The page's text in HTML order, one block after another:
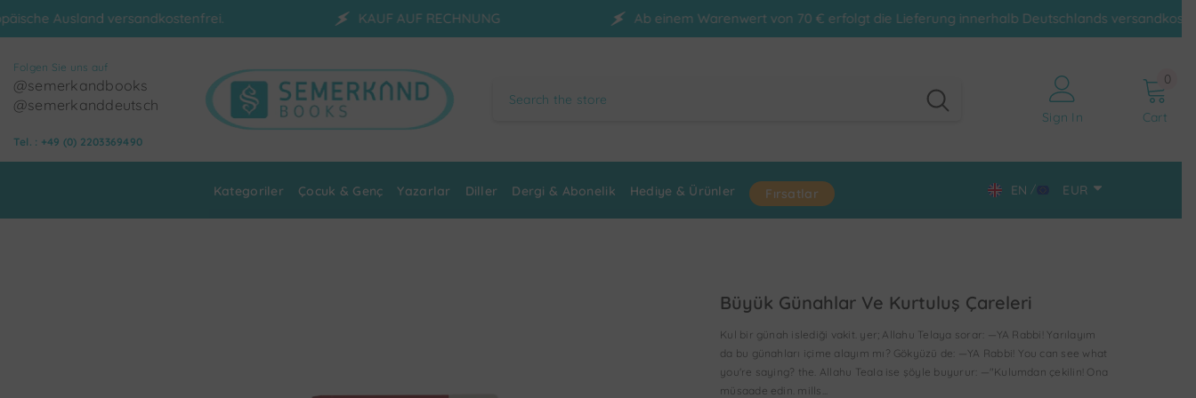
KAUF AUF RECHNUNG Ab einem Warenwert von 70 € erfolgt die Lieferung innerhalb Deutschlands versandkostenfrei.
Folgen Sie uns auf
@semerkandbooks
@semerkanddeutsch
Tel. : +49 (0) 2203369490
Sign In Cart
00
Kategoriler Çocuk & Genç Yazarlar Diller Dergi & Abonelik Hediye & Ürünler Fırsatlar EN EUR
HUF
Büyük Günahlar Ve Kurtuluş Çareleri
Kul bir günah islediği vakit. yer; Allahu Telaya sorar: —YA Rabbi! Yarılayım
da bu günahları içime alayım mı? Gökyüzü de: —YA Rabbi! You can see what
you're saying? the. Allahu TeaIa ise şöyle buyurur: —"Kulumdan çekilin! Ona
müsaade edin. mills...